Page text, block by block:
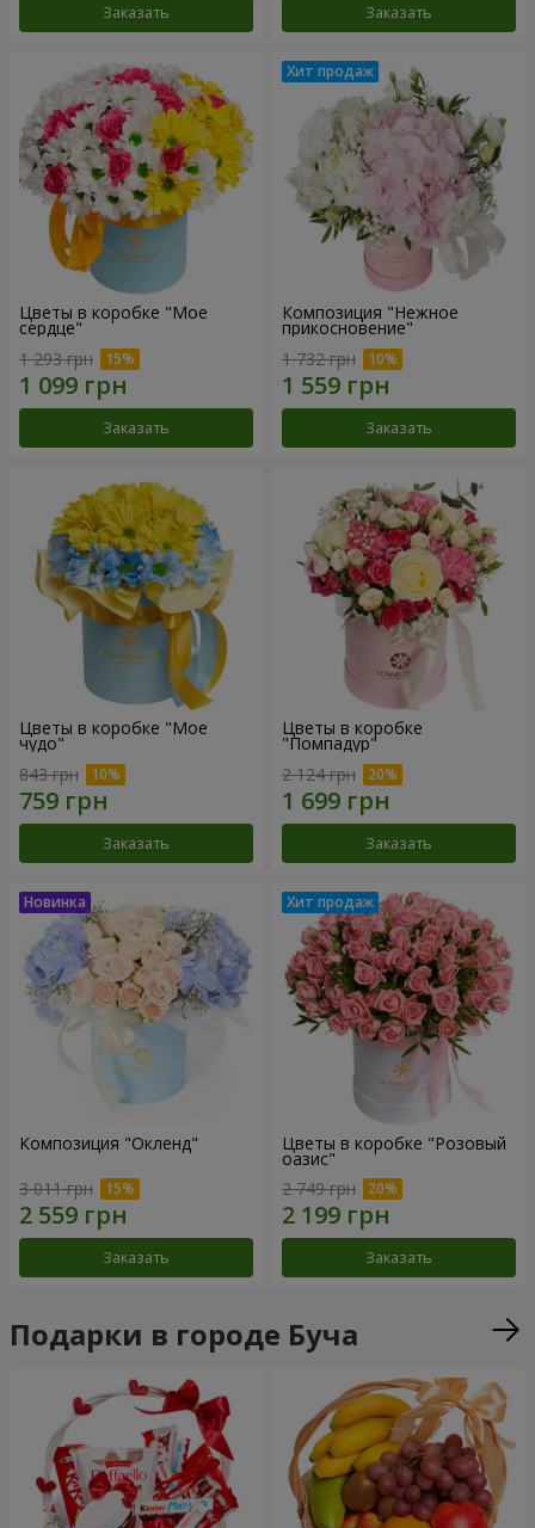
Заказать Заказать
Цветы в коробке "Мое
сердце"
1 293 грн
Заказать
Композиция "Нежное
прикосновение"
1 732 грн
Заказать
Цветы в коробке "Мое
чудо"
843 грн
Заказать
Цветы в коробке
"Помпадур"
2 124 грн
Заказать
Композиция "Окленд"
3 011 грн
Заказать
Цветы в коробке "Розовый
оазис"
2 749 грн
Заказать
Подарки в городе Буча